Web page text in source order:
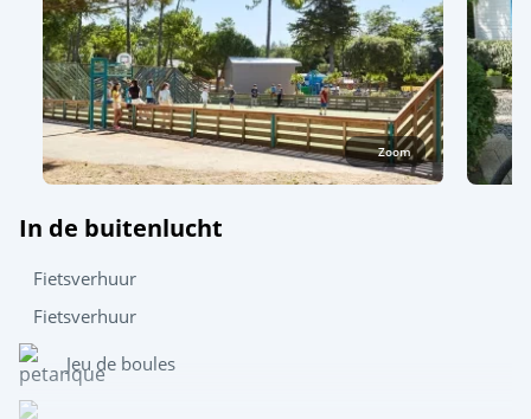
Zoom
In de buitenlucht
Fietsverhuur
Fietsverhuur
Jeu de boules